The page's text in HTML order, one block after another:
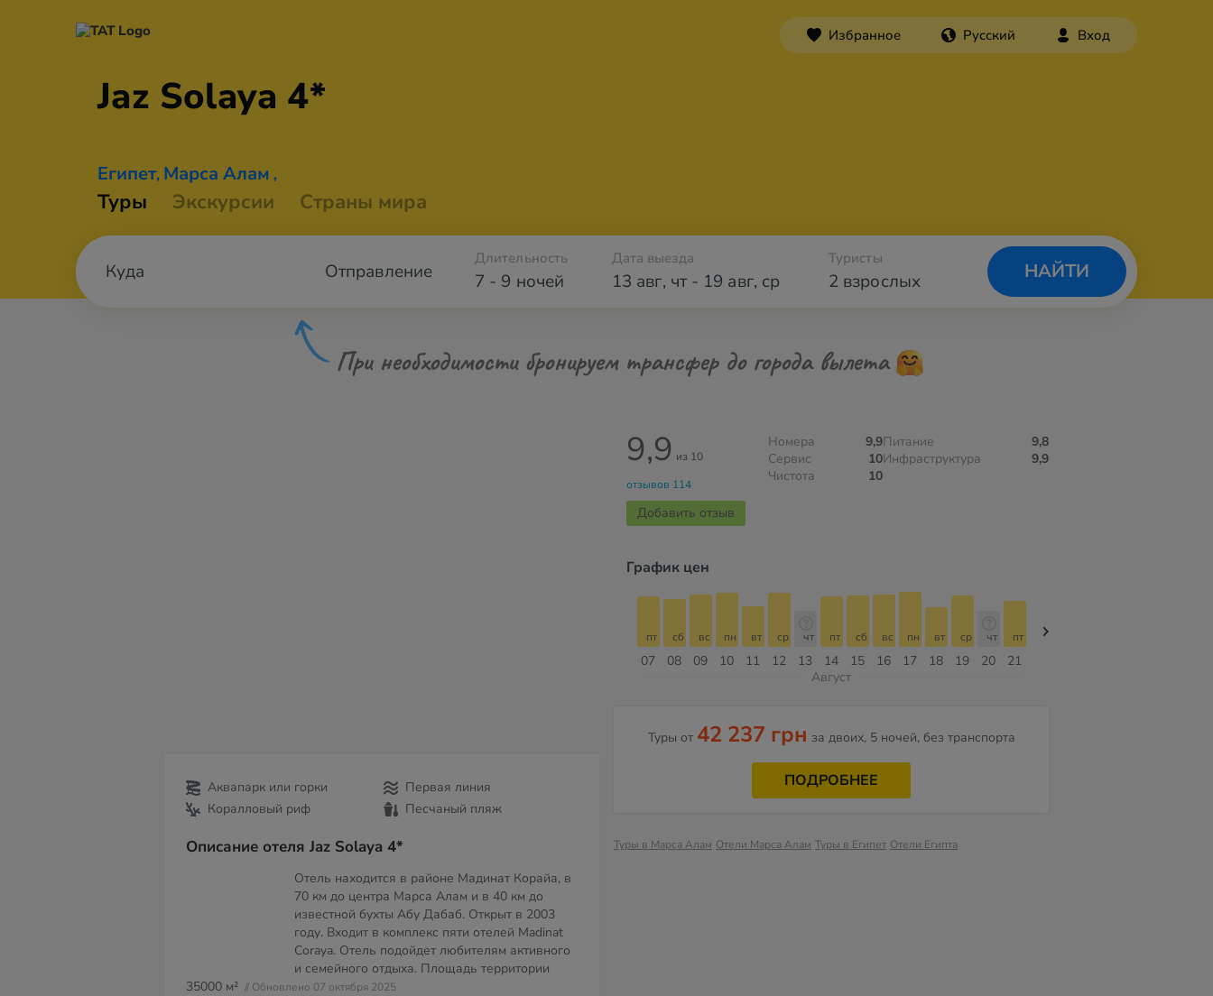
Избранное Русский Вход
Jaz Solaya 4*
Египет, Марса Алам ,
Туры Экскурсии Страны мира
Отправление 7 - 9 ночей
Длительность Дата выезда
13 авг, чт- 19 авг, ср 2 взрослых
Туристы
НАЙТИ
При необходимости бронируем трансфер до города вылета
Аквапарк или горки
Первая линия
Коралловый риф
Песчаный пляж
Описание отеля Jaz Solaya 4*
Отель находится в районе Мадинат Корайа, в
70 км до центра Марса Алам и в 40 км до
известной бухты Абу Дабаб. Открыт в 2003
году. Входит в комплекс пяти отелей Madinat
Coraya. Отель подойдет любителям активного
и семейного отдыха. Площадь территории
35000 м² // Обновлено 07 октября 2025
9,9 из 10
отзывов 114
Добавить отзыв
Номера
9,9
Сервис
10
Чистота
10
Питание
9,8
Инфраструктура
9,9
График цен
07
пт
08
сб
09
вс
10
пн
11
вт
12
ср
13
чт
14
пт
15
сб
16
вс
17
пн
18
вт
19
ср
20
чт
21
пт
Август
Туры от 42 237 грн за двоих, 5 ночей, без транспорта
ПОДРОБНЕЕ
Туры в Марса Алам Отели Марса Алам Туры в Египет Отели Египта